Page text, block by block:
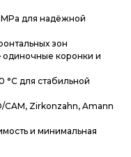
для надёжной
зон
одиночные коронки и
°C для стабильной
CAM, Zirkonzahn, Amann
и минимальная